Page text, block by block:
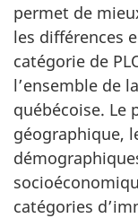
permet de
les différences
catégorie de
l’ensemble de
québécoise.
géographique,
catégories